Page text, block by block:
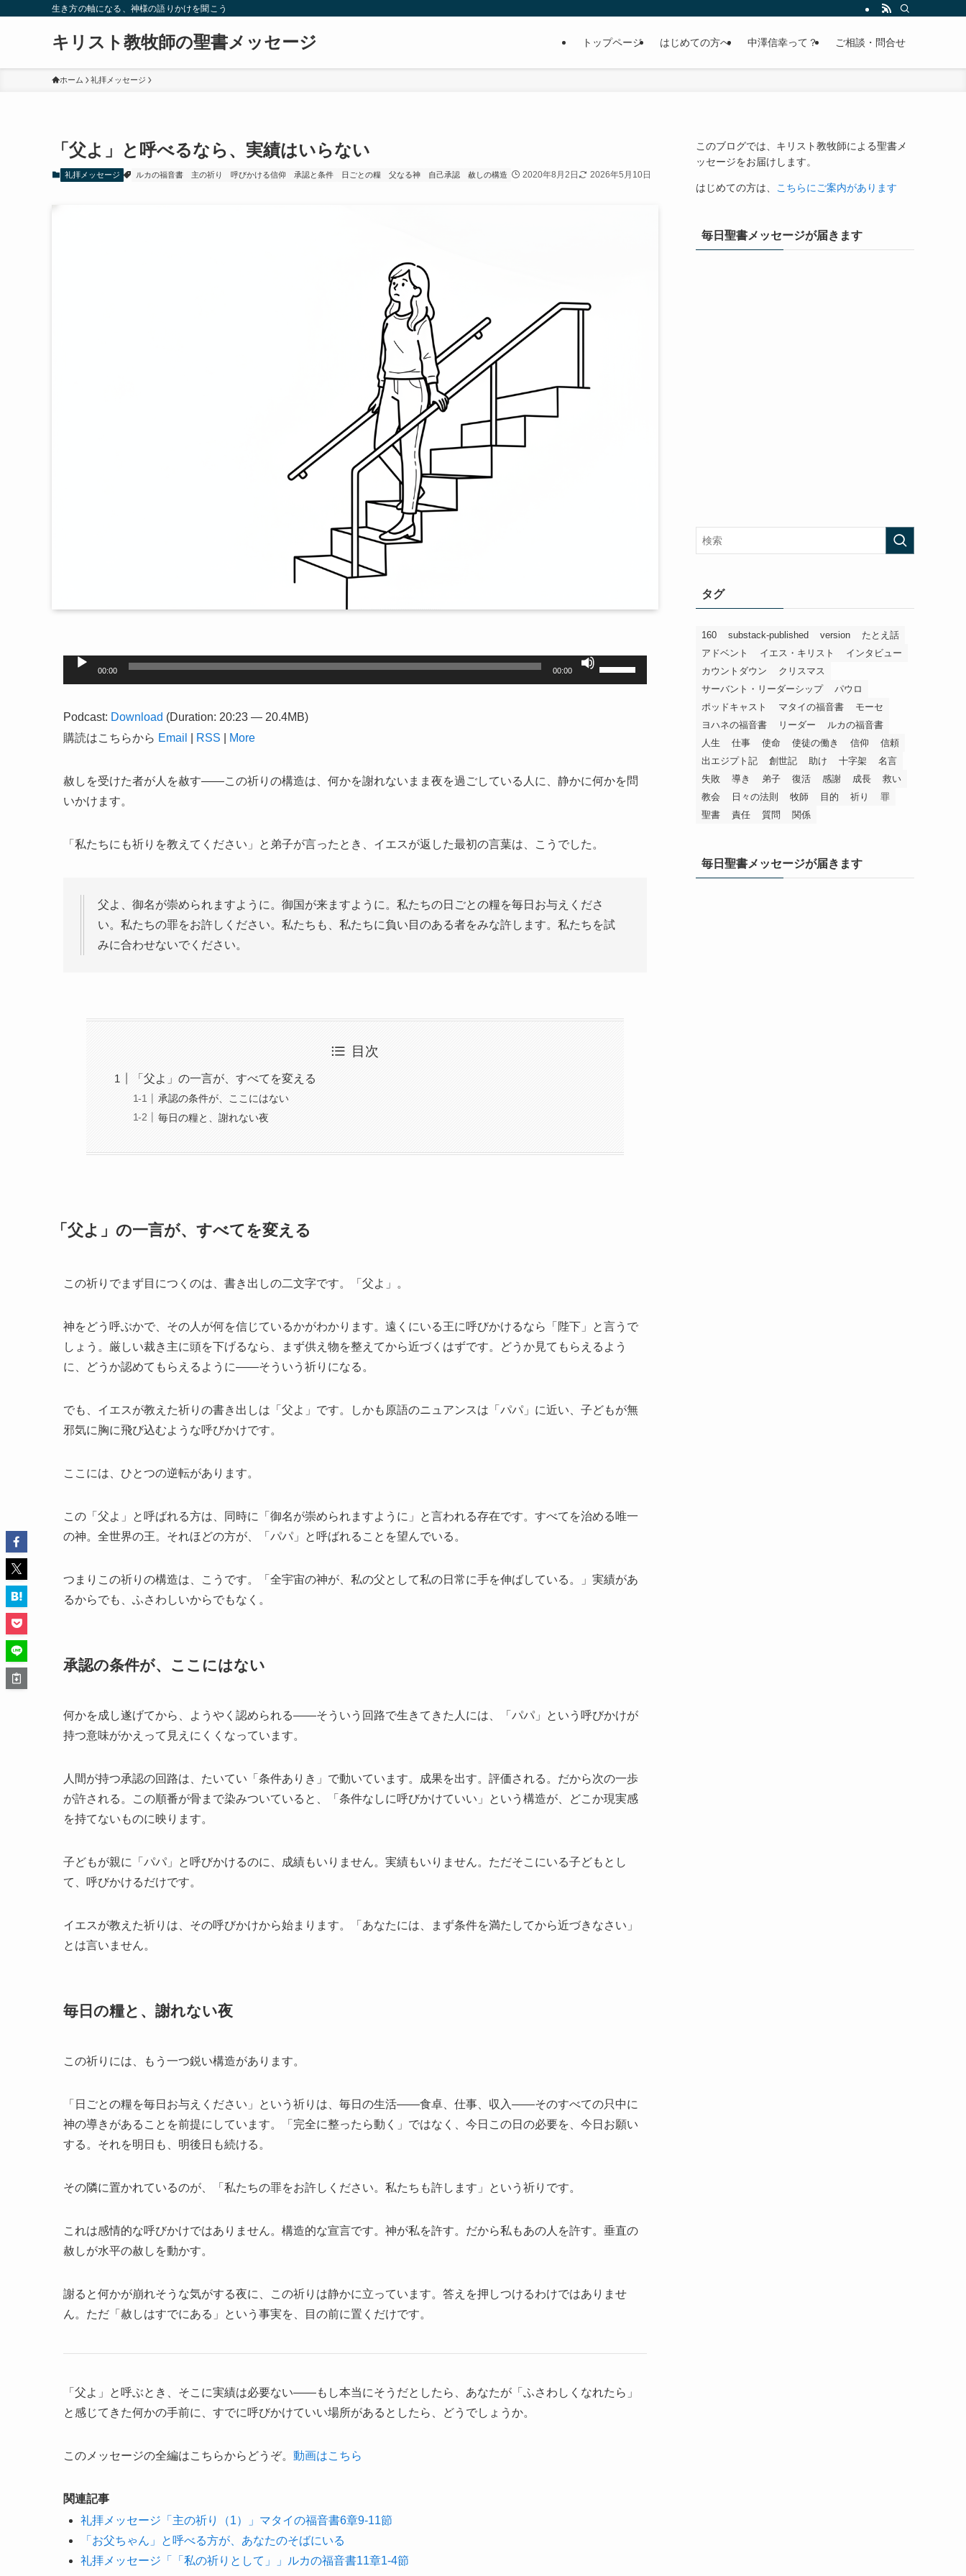
生き方の軸になる、神様の語りかけを聞こう
キリスト教牧師の聖書メッセージ トップページ はじめての方へ 中澤信幸って？ ご相談・問合せ
ホーム 礼拝メッセージ
「父よ」と呼べるなら、実績はいらない
礼拝メッセージ ルカの福音書 主の祈り 呼びかける信仰 承認と条件 日ごとの糧 父なる神 自己承認 赦しの構造 2020年8月2日 2026年5月10日
声
ー
ー
00:00 00:00
ボ
リ
節
印
キ
Podcast: Download (Duration: 20:23 — 20.4MB)
購読はこちらから Email RSS More
赦しを受けた者が人を赦す——この祈りの構造は、何かを謝れないまま夜を過ごしている人に、静かに何かを問
いかけます。
「私たちにも祈りを教えてください」と弟子が言ったとき、イエスが返した最初の言葉は、こうでした。
父よ、御名が崇められますように。御国が来ますように。私たちの日ごとの糧を毎日お与えくださ
い。私たちの罪をお許しください。私たちも、私たちに負い目のある者をみな許します。私たちを試
みに合わせないでください。
目次
「父よ」の一言が、すべてを変える
承認の条件が、ここにはない
毎日の糧と、謝れない夜
「父よ」の一言が、すべてを変える
この祈りでまず目につくのは、書き出しの二文字です。「父よ」。
神をどう呼ぶかで、その人が何を信じているかがわかります。遠くにいる王に呼びかけるなら「陛下」と言うで
しょう。厳しい裁き主に頭を下げるなら、まず供え物を整えてから近づくはずです。どうか見てもらえるよう
に、どうか認めてもらえるように——そういう祈りになる。
でも、イエスが教えた祈りの書き出しは「父よ」です。しかも原語のニュアンスは「パパ」に近い、子どもが無
邪気に胸に飛び込むような呼びかけです。
ここには、ひとつの逆転があります。
この「父よ」と呼ばれる方は、同時に「御名が崇められますように」と言われる存在です。すべてを治める唯一
の神。全世界の王。それほどの方が、「パパ」と呼ばれることを望んでいる。
つまりこの祈りの構造は、こうです。「全宇宙の神が、私の父として私の日常に手を伸ばしている。」実績があ
るからでも、ふさわしいからでもなく。
承認の条件が、ここにはない
何かを成し遂げてから、ようやく認められる——そういう回路で生きてきた人には、「パパ」という呼びかけが
持つ意味がかえって見えにくくなっています。
人間が持つ承認の回路は、たいてい「条件ありき」で動いています。成果を出す。評価される。だから次の一歩
が許される。この順番が骨まで染みついていると、「条件なしに呼びかけていい」という構造が、どこか現実感
を持てないものに映ります。
子どもが親に「パパ」と呼びかけるのに、成績もいりません。実績もいりません。ただそこにいる子どもとし
て、呼びかけるだけです。
イエスが教えた祈りは、その呼びかけから始まります。「あなたには、まず条件を満たしてから近づきなさい」
とは言いません。
毎日の糧と、謝れない夜
この祈りには、もう一つ鋭い構造があります。
「日ごとの糧を毎日お与えください」という祈りは、毎日の生活——食卓、仕事、収入——そのすべての只中に
神の導きがあることを前提にしています。「完全に整ったら動く」ではなく、今日この日の必要を、今日お願い
する。それを明日も、明後日も続ける。
その隣に置かれているのが、「私たちの罪をお許しください。私たちも許します」という祈りです。
これは感情的な呼びかけではありません。構造的な宣言です。神が私を許す。だから私もあの人を許す。垂直の
赦しが水平の赦しを動かす。
謝ると何かが崩れそうな気がする夜に、この祈りは静かに立っています。答えを押しつけるわけではありませ
ん。ただ「赦しはすでにある」という事実を、目の前に置くだけです。
「父よ」と呼ぶとき、そこに実績は必要ない——もし本当にそうだとしたら、あなたが「ふさわしくなれたら」
と感じてきた何かの手前に、すでに呼びかけていい場所があるとしたら、どうでしょうか。
このメッセージの全編はこちらからどうぞ。 動画はこちら
関連記事
礼拝メッセージ「主の祈り（1）」マタイの福音書6章9-11節
「お父ちゃん」と呼べる方が、あなたのそばにいる
礼拝メッセージ「「私の祈りとして」」ルカの福音書11章1-4節
このブログでは、キリスト教牧師による聖書メ
ッセージをお届けします。
はじめての方は、 こちらにご案内があります
毎日聖書メッセージが届きます
タグ
160 substack-published version
たとえ話
アドベント
イエス・キリスト
インタビュー
カウントダウン
クリスマス
サーバント・リーダーシップ
パウロ
ポッドキャスト
マタイの福音書
モーセ
ヨハネの福音書
リーダー
ルカの福音書
人生
仕事 使命 使徒の働き 信仰
信頼
出エジプト記
創世記 助け 十字架
名言
失敗
導き 弟子 復活 感謝 成長
救い
教会
日々の法則 牧師 目的 祈り
罪
聖書
責任 質問 関係
毎日聖書メッセージが届きます